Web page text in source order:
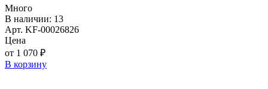
Много
В наличии: 13
Арт. KF-00026826
Цена
от 1 070 ₽
В корзину